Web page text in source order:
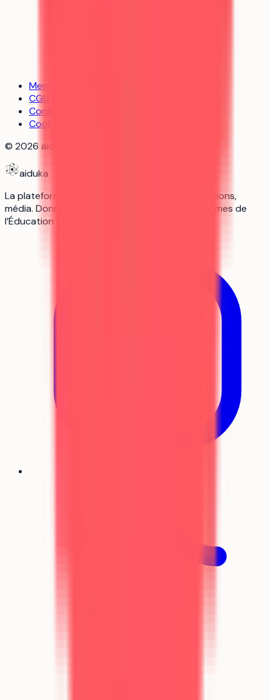
Mentions légales
CGU
Confidentialité
Cookies
© 2026 aiduka — tous droits réservés
aiduka
La plateforme n°1 des lycéens : orientation, révisions,
média. Données officielles Parcoursup, programmes de
l’Éducation nationale, sources vérifiées.